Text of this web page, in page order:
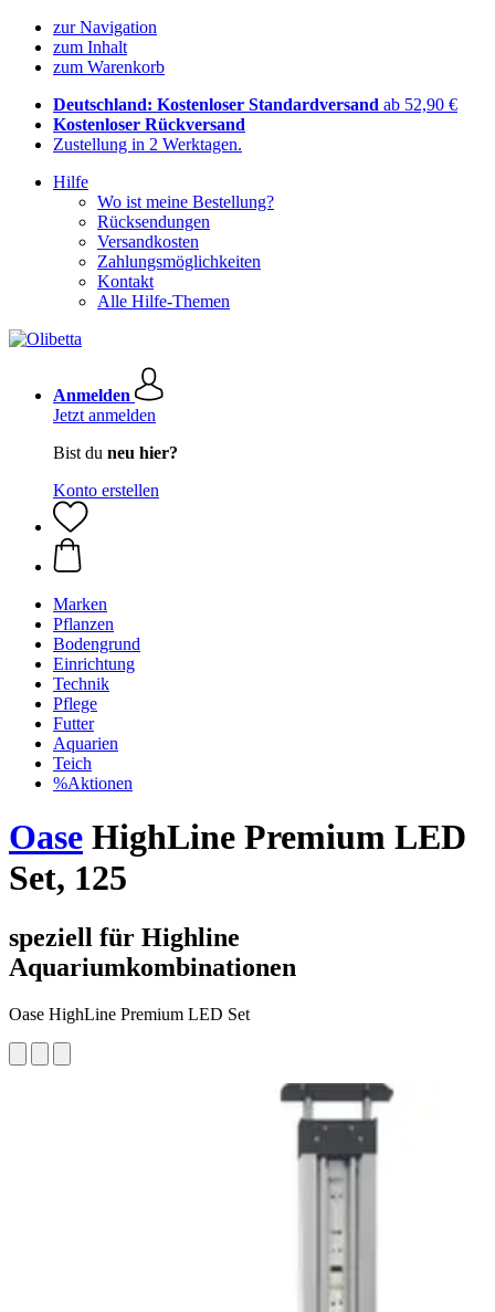
zur Navigation
zum Inhalt
zum Warenkorb
Deutschland: Kostenloser Standardversand ab 52,90 €
Kostenloser Rückversand
Zustellung in 2 Werktagen.
Hilfe
Wo ist meine Bestellung?
Rücksendungen
Versandkosten
Zahlungsmöglichkeiten
Kontakt
Alle Hilfe-Themen
Anmelden
Jetzt anmelden
Bist du neu hier?
Konto erstellen
Marken
Pflanzen
Bodengrund
Einrichtung
Technik
Pflege
Futter
Aquarien
Teich
%Aktionen
Oase HighLine Premium LED
Set, 125
speziell für Highline
Aquariumkombinationen
Oase HighLine Premium LED Set